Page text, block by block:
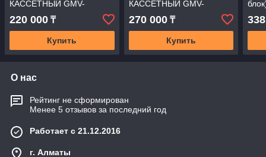
КАССЕТНЫЙ GMV-
ND36T/A-T (ВНУТРЕННИЙ
БЛОК)
220 000 ₸
Купить
КАССЕТНЫЙ GMV-
ND45T/A-T (ВНУТРЕННИЙ
БЛОК
270 000₸
Купить
О нас
Рейтинг не сформирован
Менее 5 отзывов за последний год
Работает с 21.12.2016
г. Алматы